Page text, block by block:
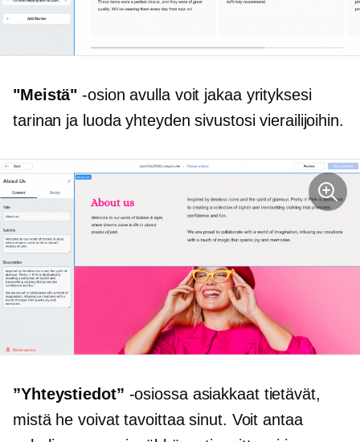
"Meistä" -osion avulla voit jakaa yrityksesi
tarinan ja luoda yhteyden sivustosi vierailijoihin.
”Yhteystiedot” -osiossa asiakkaat tietävät,
mistä he voivat tavoittaa sinut. Voit antaa